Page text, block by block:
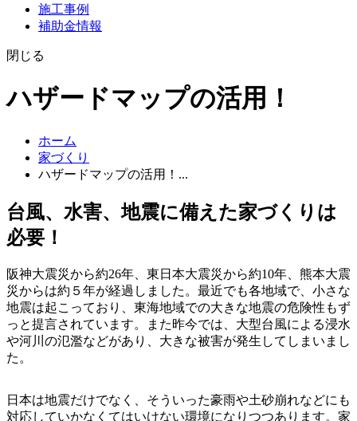
施工事例
補助金情報
閉じる
ハザードマップの活用！
ホーム
家づくり
ハザードマップの活用！...
台風、水害、地震に備えた家づくりは
必要！
阪神大震災から約26年、東日本大震災から約10年、熊本大震
災からは約５年が経過しました。最近でも各地域で、小さな
地震は起こっており、東海地域での大きな地震の危険性もず
っと提言されています。また昨今では、大型台風による浸水
や河川の氾濫などがあり、大きな被害が発生してしまいまし
た。
日本は地震だけでなく、そういった豪雨や土砂崩れなどにも
対応していかなくてはいけない環境になりつつあります。家